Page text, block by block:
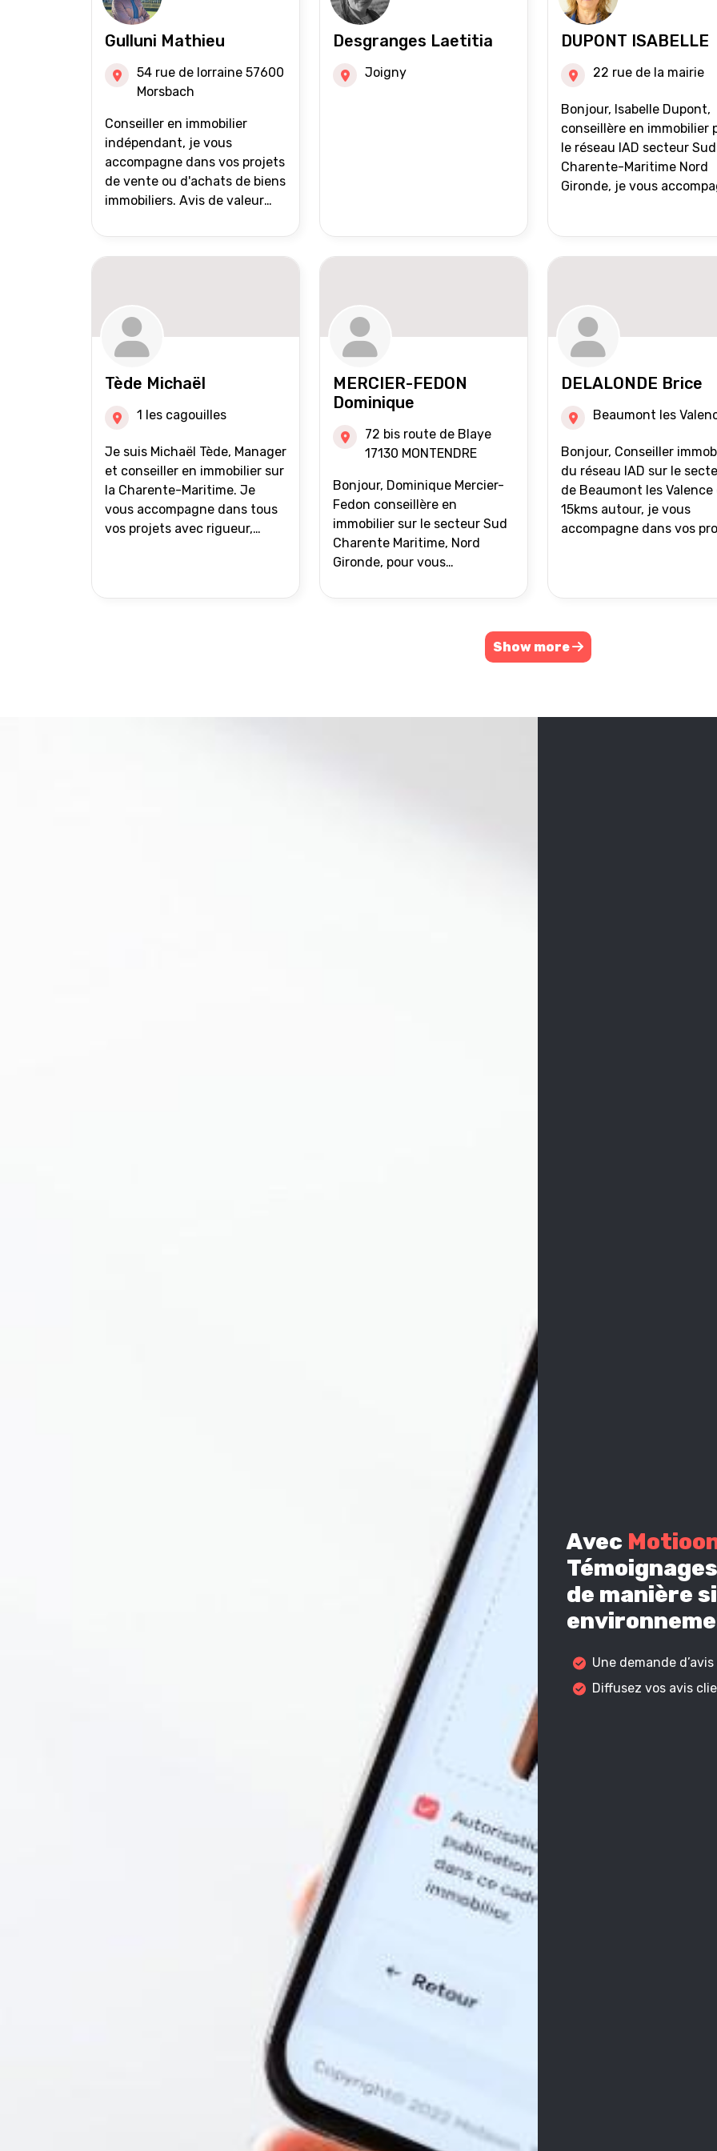
Gulluni Mathieu
54 rue de lorraine 57600
Morsbach
Conseiller en immobilier
indépendant, je vous
accompagne dans vos projets
de vente ou d'achats de biens
immobiliers. Avis de valeur
suivi personnalisés Mise en
avant du bien grâce à des
(niveau national et
international) Validation du
financement des acquéreurs
auprès de partenaires
financiers Portefeuille de
clients acquéreurs travaillé et
Vente en partage grâce au
réseau Iad France et Iad
Deutschland Inter agence
Desgranges Laetitia
Joigny
DUPONT ISABELLE
22 rue de la mairie
Bonjour, Isabelle Dupont,
conseillère en immobilier
le réseau IAD secteur Sud
Charente-Maritime Nord
Gironde, je vous
Tède Michaël
1 les cagouilles
Je suis Michaël Tède, Manager
et conseiller en immobilier sur
la Charente-Maritime. Je
vous accompagne dans tous
vos projets avec rigueur,
MERCIER-FEDON
Dominique
72 bis route de Blaye
17130 MONTENDRE
Bonjour, Dominique Mercier-
Fedon conseillère en
immobilier sur le secteur Sud
Charente Maritime, Nord
Gironde, pour vous
projets immobiliers.
DELALONDE Brice
Beaumont les
Bonjour, Conseiller immobilier
du réseau IAD sur le
de Beaumont les Valence
15kms autour, je vous
accompagne dans vos
Show more
Avec
de manière
Une demande
Diffusez vos avis